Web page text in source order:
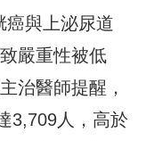
癌與上泌尿道
嚴重性被低
治醫師提醒，
3,709人，高於